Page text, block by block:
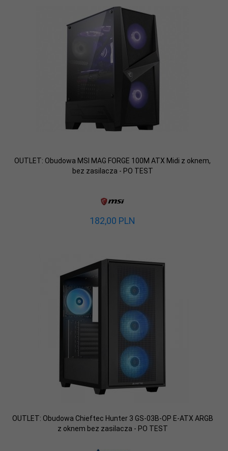
OUTLET: Obudowa MSI MAG FORGE 100M ATX Midi z oknem,
bez zasilacza - PO TEST
182,00 PLN
OUTLET: Obudowa Chieftec Hunter 3 GS-03B-OP E-ATX ARGB
z oknem bez zasilacza - PO TEST